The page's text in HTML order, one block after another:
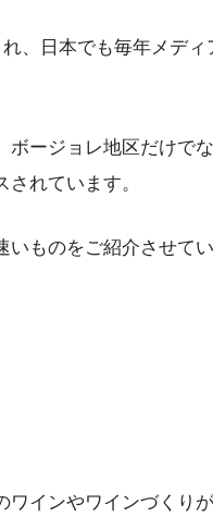
、日本でも毎年メデ
ボージョレ地区だけで
れています。
ものをご紹介させてい
インやワインづくり